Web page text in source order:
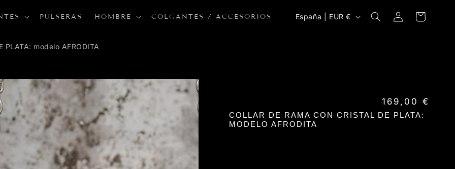
PULSERAS HOMBRE COLGANTES / ACCESORIOS País/región España | EUR €
Iniciar
sesión
Carrito
PLATA: modelo AFRODITA
COLLAR DE RAMA CON CRISTAL DE PLATA:
MODELO AFRODITA
Precio habitual
169,00 €